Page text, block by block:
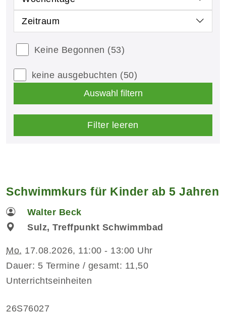
Zeitraum
Keine Begonnen (53)
keine ausgebuchten (50)
Auswahl filtern
Filter leeren
Schwimmkurs für Kinder ab 5 Jahren
Walter Beck
Sulz, Treffpunkt Schwimmbad
Mo. 17.08.2026, 11:00 - 13:00 Uhr
Dauer: 5 Termine / gesamt: 11,50
Unterrichtseinheiten
26S76027